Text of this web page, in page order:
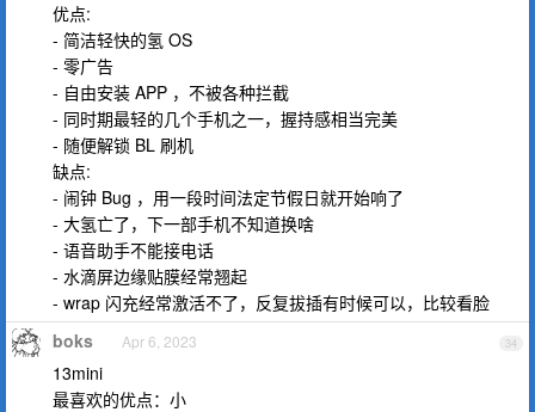
优点:
- 简洁轻快的氢 OS
- 零广告
- 自由安装 APP ，不被各种拦截
- 同时期最轻的几个手机之一，握持感相当完美
- 随便解锁 BL 刷机
缺点:
- 闹钟 Bug ，用一段时间法定节假日就开始响了
- 大氢亡了，下一部手机不知道换啥
- 语音助手不能接电话
- 水滴屏边缘贴膜经常翘起
- wrap 闪充经常激活不了，反复拔插有时候可以，比较看脸
34
boks Apr 6, 2023
13mini
最喜欢的优点：小